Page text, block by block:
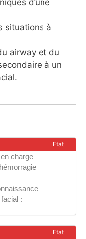
d’une
situations à
airway et du
à un
Etat
charge
:
Etat